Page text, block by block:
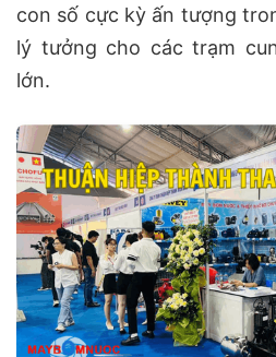
con số cực kỳ ấn tượng
lý tưởng cho các trạm
lớn.